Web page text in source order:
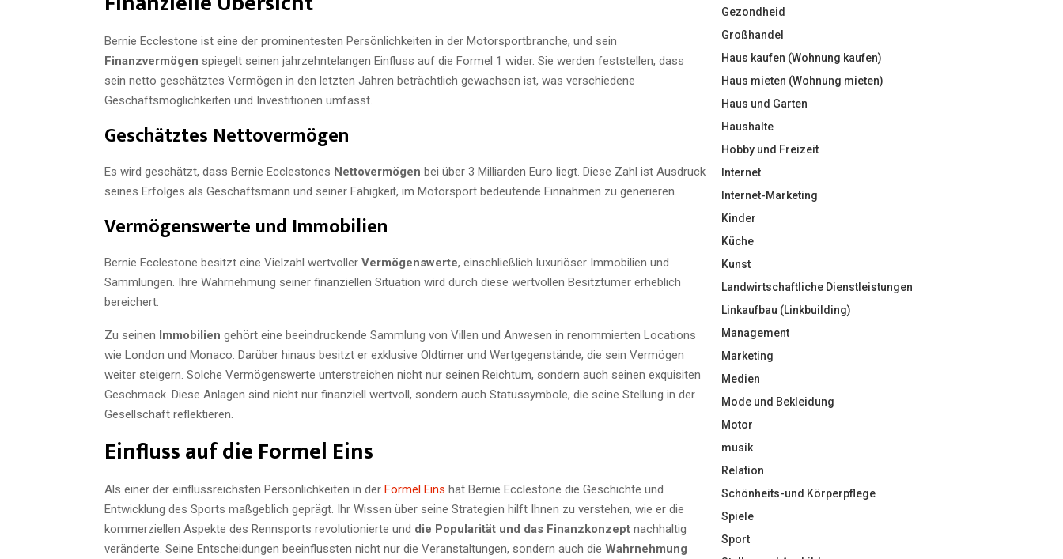
Bernie Ecclestone ist eine der prominentesten Persönlichkeiten in der Motorsportbranche, und sein
Finanzvermögen spiegelt seinen jahrzehntelangen Einfluss auf die Formel 1 wider. Sie werden feststellen, dass
sein netto geschätztes Vermögen in den letzten Jahren beträchtlich gewachsen ist, was verschiedene
Geschäftsmöglichkeiten und Investitionen umfasst.
Geschätztes Nettovermögen
Es wird geschätzt, dass Bernie Ecclestones Nettovermögen bei über 3 Milliarden Euro liegt. Diese Zahl ist Ausdruck
seines Erfolges als Geschäftsmann und seiner Fähigkeit, im Motorsport bedeutende Einnahmen zu generieren.
Vermögenswerte und Immobilien
Bernie Ecclestone besitzt eine Vielzahl wertvoller Vermögenswerte, einschließlich luxuriöser Immobilien und
Sammlungen. Ihre Wahrnehmung seiner finanziellen Situation wird durch diese wertvollen Besitztümer erheblich
bereichert.
Zu seinen Immobilien gehört eine beeindruckende Sammlung von Villen und Anwesen in renommierten Locations
wie London und Monaco. Darüber hinaus besitzt er exklusive Oldtimer und Wertgegenstände, die sein Vermögen
weiter steigern. Solche Vermögenswerte unterstreichen nicht nur seinen Reichtum, sondern auch seinen exquisiten
Geschmack. Diese Anlagen sind nicht nur finanziell wertvoll, sondern auch Statussymbole, die seine Stellung in der
Gesellschaft reflektieren.
Einfluss auf die Formel Eins
Als einer der einflussreichsten Persönlichkeiten in der Formel Eins hat Bernie Ecclestone die Geschichte und
Entwicklung des Sports maßgeblich geprägt. Ihr Wissen über seine Strategien hilft Ihnen zu verstehen, wie er die
kommerziellen Aspekte des Rennsports revolutionierte und die Popularität und das Finanzkonzept nachhaltig
veränderte. Seine Entscheidungen beeinflussten nicht nur die Veranstaltungen, sondern auch die Wahrnehmung
Gezondheid
Großhandel
Haus kaufen (Wohnung kaufen)
Haus mieten (Wohnung mieten)
Haus und Garten
Haushalte
Hobby und Freizeit
Internet
Internet-Marketing
Kinder
Küche
Kunst
Landwirtschaftliche Dienstleistungen
Linkaufbau (Linkbuilding)
Management
Marketing
Medien
Mode und Bekleidung
Motor
musik
Relation
Schönheits-und Körperpflege
Spiele
Sport